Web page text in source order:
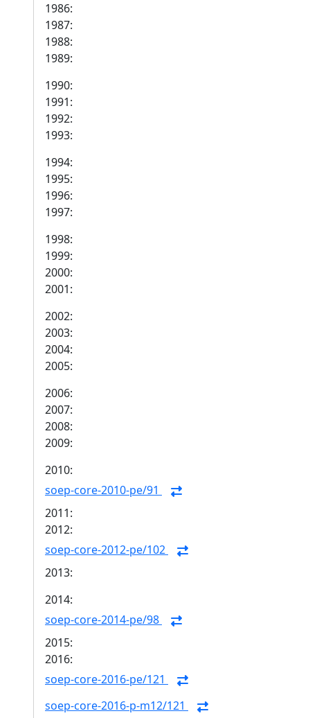
1986:
1987:
1988:
1989:
1990:
1991:
1992:
1993:
1994:
1995:
1996:
1997:
1998:
1999:
2000:
2001:
2002:
2003:
2004:
2005:
2006:
2007:
2008:
2009:
2010:
soep-core-2010-pe/91
2011:
2012:
soep-core-2012-pe/102
2013:
2014:
soep-core-2014-pe/98
2015:
2016:
soep-core-2016-pe/121
soep-core-2016-p-m12/121